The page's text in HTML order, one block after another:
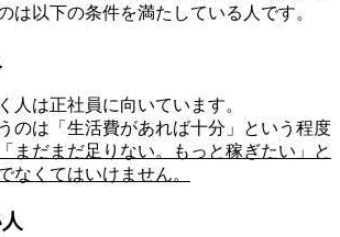
は以下の条件を満たしている人です。
人は正社員に向いています。
のは「生活費があれば十分」という程度
「まだまだ足りない。もっと稼ぎたい」と
なくてはいけません。